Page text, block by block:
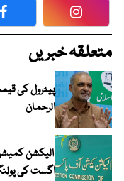
Facebook
متعلقہ خبریں
الرحمان
اگست کی